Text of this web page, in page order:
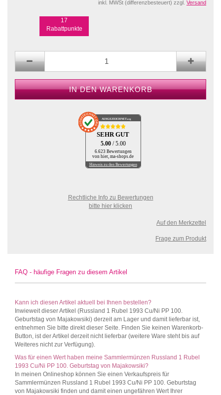
inkl. MWSt (differenzbesteuert) zzgl. Versand
17
Rabattpunkte
AUSGEZEICHNET.org
SEHR GUT
5.00 / 5.00
6.623 Bewertungen
von hier, ma-shops.de
Hinweis zu den Bewertungen
Rechtliche Info zu Bewertungen
bitte hier klicken
Auf den Merkzettel
Frage zum Produkt
FAQ - häufige Fragen zu diesem Artikel
Kann ich diesen Artikel aktuell bei Ihnen bestellen?
Inwieweit dieser Artikel (Russland 1 Rubel 1993 Cu/Ni PP 100.
Geburtstag von Majakowsiki) derzeit am Lager und damit lieferbar ist,
entnehmen Sie bitte direkt dieser Seite. Finden Sie keinen Warenkorb-
Button, ist der Artikel derzeit nicht lieferbar (weitere Ware steht bis auf
Weiteres nicht zur Verfügung).
Was für einen Wert haben meine Sammlermünzen Russland 1 Rubel
1993 Cu/Ni PP 100. Geburtstag von Majakowsiki?
In meinen Onlineshop können Sie einen Verkaufspreis für
Sammlermünzen Russland 1 Rubel 1993 Cu/Ni PP 100. Geburtstag
von Majakowsiki finden und damit einen ungefähren Wert Ihrer